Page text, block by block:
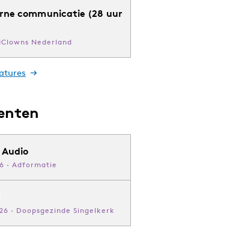
communicatie (28 uur
Nederland
· Adformatie
· Doopsgezinde Singelkerk